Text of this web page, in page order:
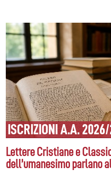
ISCRIZIONI A.A.
Lettere Cristiane e
dell’umanesimo parlano